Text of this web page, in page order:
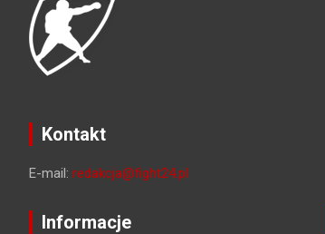
Kontakt
E-mail: redakcja@fight24.pl
Informacje